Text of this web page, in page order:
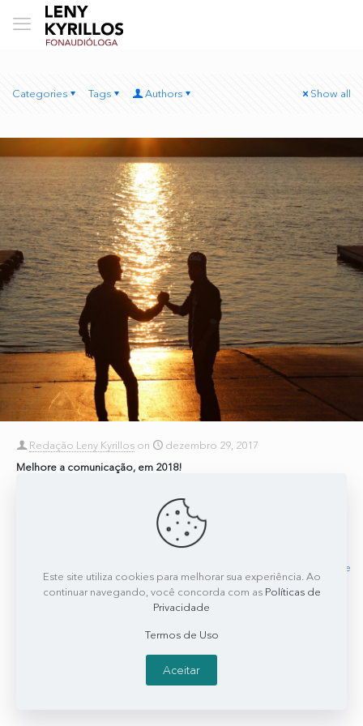
Categories Tags Authors Show all
Redação Leny Kyrillos on
dezembro 29, 2017
Melhore a comunicação, em 2018!
Kyrillos falou sobre como a melhora da comunicação pode te
Read more
Este site utiliza cookies para melhorar sua experiência. Ao
continuar navegando, você concorda com as Políticas de
Privacidade
Termos de Uso
Aceitar